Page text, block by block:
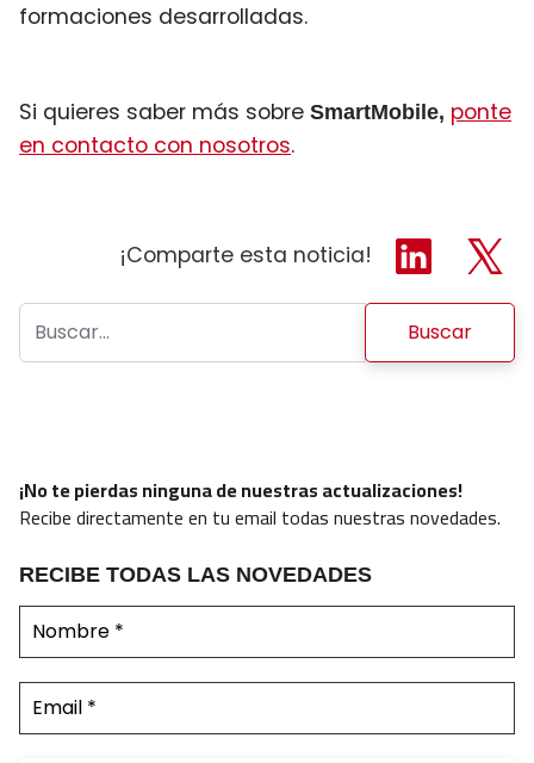
formaciones desarrolladas.
Si quieres saber más sobre SmartMobile, ponte
en contacto con nosotros.
¡Comparte esta noticia!
Buscar:
¡No te pierdas ninguna de nuestras actualizaciones!
Recibe directamente en tu email todas nuestras novedades.
RECIBE TODAS LAS NOVEDADES